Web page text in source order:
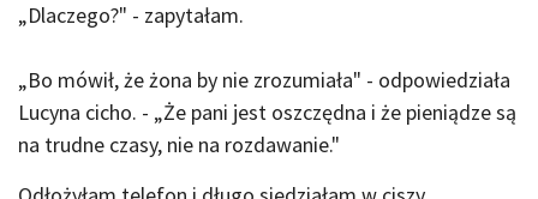
„Dlaczego?" - zapytałam.
„Bo mówił, że żona by nie zrozumiała" - odpowiedziała
Lucyna cicho. - „Że pani jest oszczędna i że pieniądze są
na trudne czasy, nie na rozdawanie."